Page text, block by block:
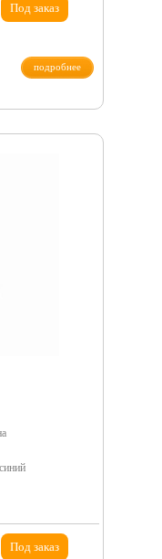
Под заказ
подробнее
Под заказ